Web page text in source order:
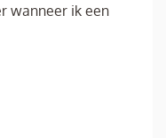
wanneer ik een